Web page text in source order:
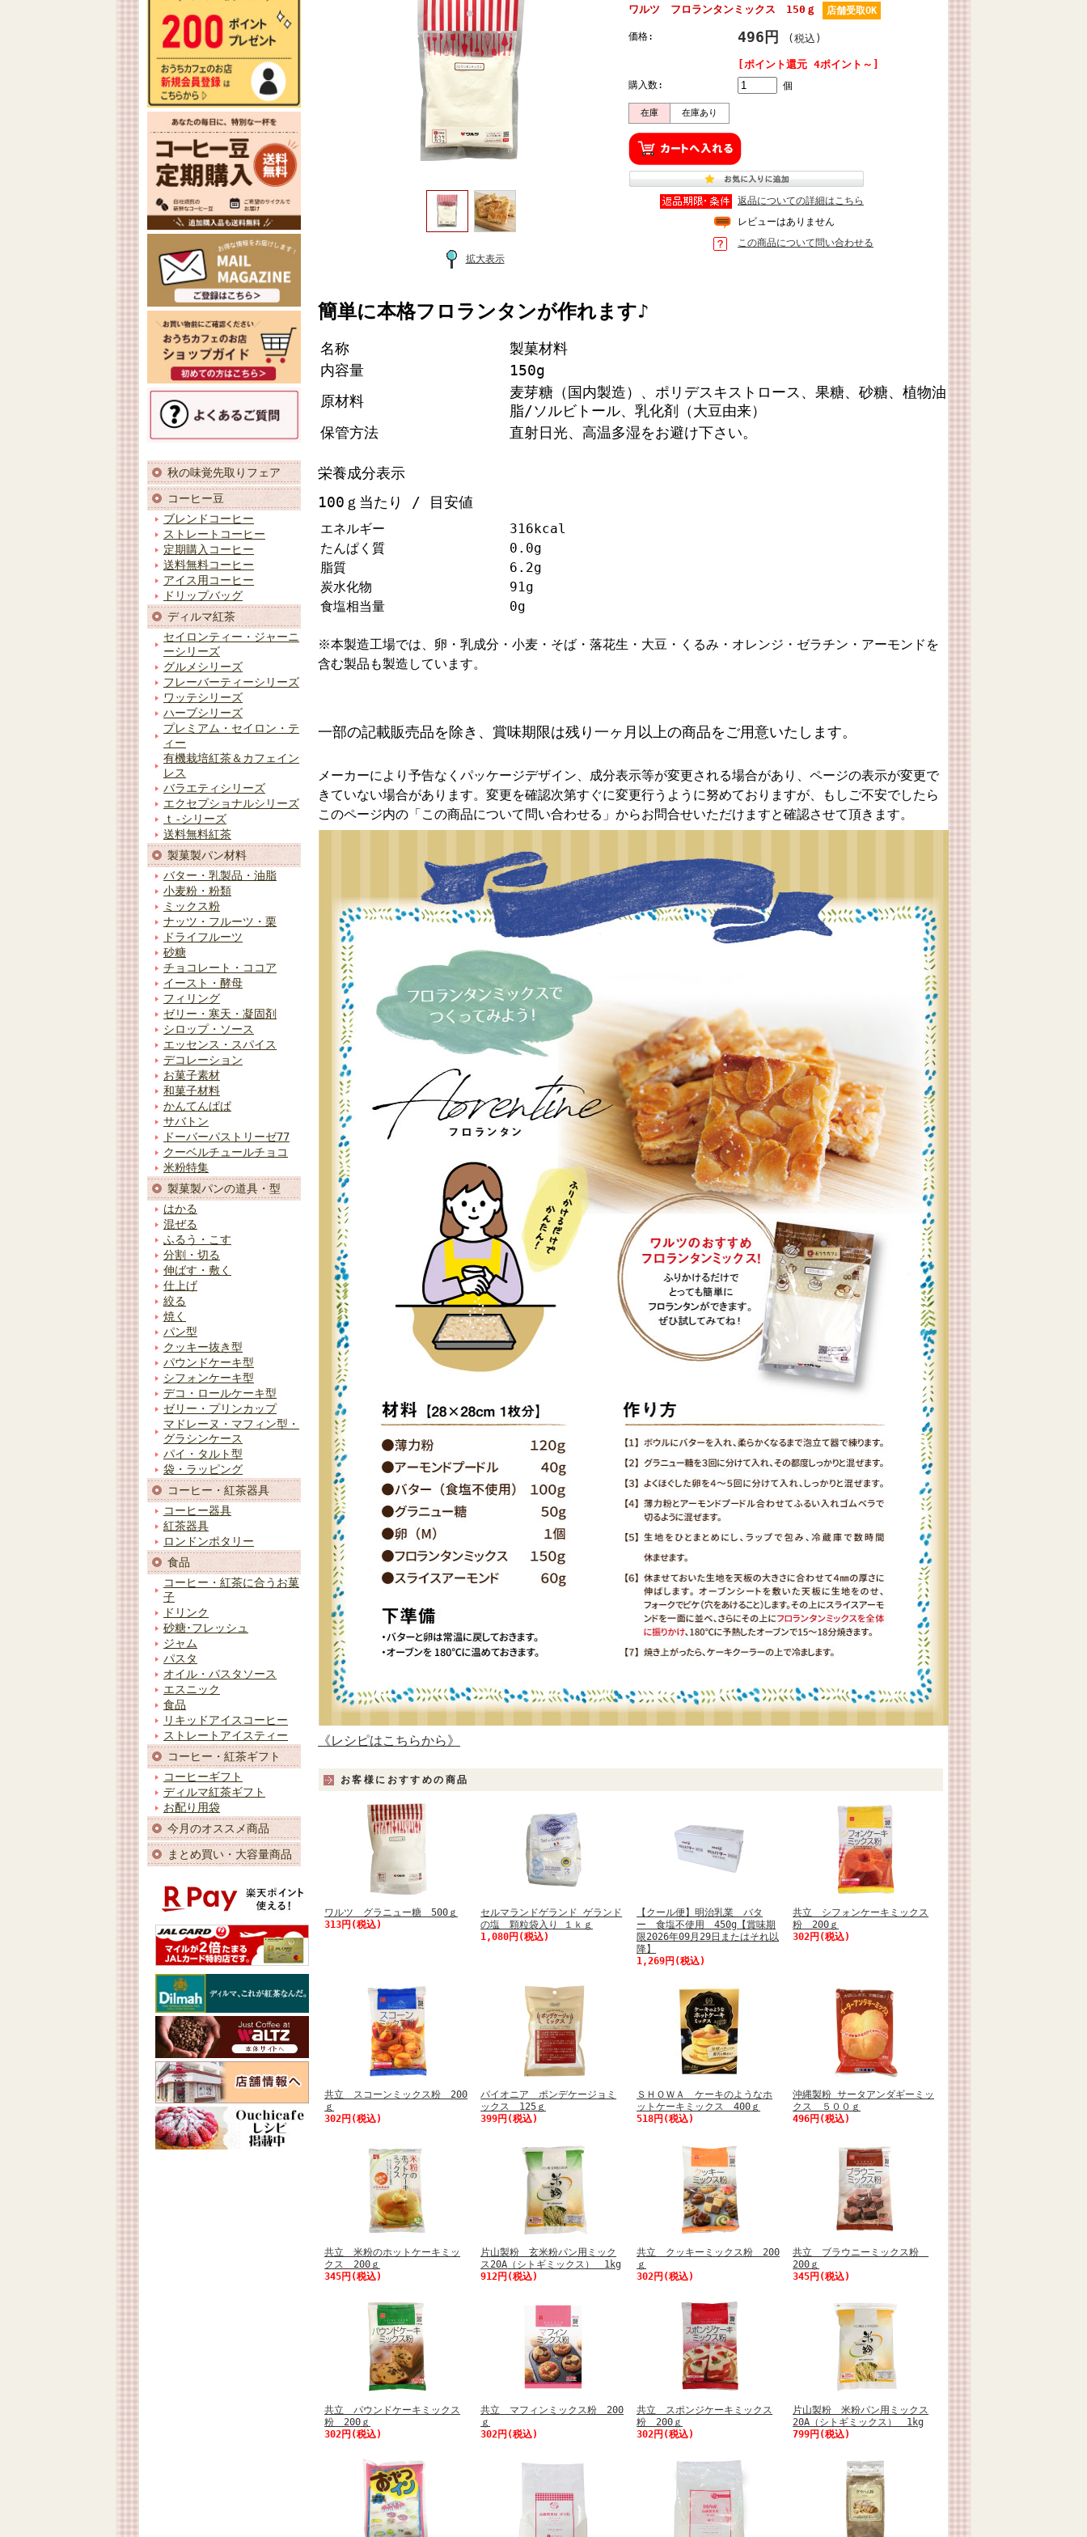
秋の味覚先取りフェア
コーヒー豆
ブレンドコーヒー
ストレートコーヒー
定期購入コーヒー
送料無料コーヒー
アイス用コーヒー
ドリップバッグ
ディルマ紅茶
セイロンティー・ジャーニ
ーシリーズ
グルメシリーズ
フレーバーティーシリーズ
ワッテシリーズ
ハーブシリーズ
プレミアム・セイロン・テ
ィー
有機栽培紅茶＆カフェイン
レス
バラエティシリーズ
エクセプショナルシリーズ
ｔ-シリーズ
送料無料紅茶
製菓製パン材料
バター・乳製品・油脂
小麦粉・粉類
ミックス粉
ナッツ・フルーツ・栗
ドライフルーツ
砂糖
チョコレート・ココア
イースト・酵母
フィリング
ゼリー・寒天・凝固剤
シロップ・ソース
エッセンス・スパイス
デコレーション
お菓子素材
和菓子材料
かんてんぱぱ
サバトン
ドーバーパストリーゼ77
クーベルチュールチョコ
米粉特集
製菓製パンの道具・型
はかる
混ぜる
ふるう・こす
分割・切る
伸ばす・敷く
仕上げ
絞る
焼く
パン型
クッキー抜き型
パウンドケーキ型
シフォンケーキ型
デコ・ロールケーキ型
ゼリー・プリンカップ
マドレーヌ・マフィン型・
グラシンケース
パイ・タルト型
袋・ラッピング
コーヒー・紅茶器具
コーヒー器具
紅茶器具
ロンドンポタリー
食品
コーヒー・紅茶に合うお菓
子
ドリンク
砂糖･フレッシュ
ジャム
パスタ
オイル・パスタソース
エスニック
食品
リキッドアイスコーヒー
ストレートアイスティー
コーヒー・紅茶ギフト
コーヒーギフト
ディルマ紅茶ギフト
お配り用袋
今月のオススメ商品
まとめ買い・大容量商品
拡大表示
ワルツ フロランタンミックス 150ｇ 店舗受取OK
価格: 496円 (税込)
[ポイント還元 4ポイント～]
購入数: 個
在庫 在庫あり
返品についての詳細はこちら
レビューはありません
この商品について問い合わせる
簡単に本格フロランタンが作れます♪
名称
製菓材料
内容量
150g
原材料
麦芽糖（国内製造）、ポリデスキストロース、果糖、砂糖、植物油
脂/ソルビトール、乳化剤（大豆由来）
保管方法
直射日光、高温多湿をお避け下さい。
栄養成分表示
100ｇ当たり / 目安値
エネルギー
316kcal
たんぱく質
0.0g
脂質
6.2g
炭水化物
91g
食塩相当量
0g
※本製造工場では、卵・乳成分・小麦・そば・落花生・大豆・くるみ・オレンジ・ゼラチン・アーモンドを
含む製品も製造しています。
一部の記載販売品を除き、賞味期限は残り一ヶ月以上の商品をご用意いたします。
メーカーにより予告なくパッケージデザイン、成分表示等が変更される場合があり、ページの表示が変更で
きていない場合があります。変更を確認次第すぐに変更行うように努めておりますが、もしご不安でしたら
このページ内の「この商品について問い合わせる」からお問合せいただけますと確認させて頂きます。
《レシピはこちらから》
お客様におすすめの商品
ワルツ グラニュー糖 500ｇ
313円(税込)
セルマランドゲランド ゲランド
の塩 顆粒袋入り １ｋｇ
1,080円(税込)
【クール便】明治乳業 バタ
ー 食塩不使用 450g【賞味期
限2026年09月29日またはそれ以
降】
1,269円(税込)
共立 シフォンケーキミックス
粉 200ｇ
302円(税込)
共立 スコーンミックス粉 200
ｇ
302円(税込)
パイオニア ポンデケージョミ
ックス 125ｇ
399円(税込)
ＳＨＯＷＡ ケーキのようなホ
ットケーキミックス 400ｇ
518円(税込)
沖縄製粉 サータアンダギーミッ
クス ５００ｇ
496円(税込)
共立 米粉のホットケーキミッ
クス 200ｇ
345円(税込)
片山製粉 玄米粉パン用ミック
ス20A（シトギミックス） 1kg
912円(税込)
共立 クッキーミックス粉 200
ｇ
302円(税込)
共立 ブラウニーミックス粉
200ｇ
345円(税込)
共立 パウンドケーキミックス
粉 200ｇ
302円(税込)
共立 マフィンミックス粉 200
ｇ
302円(税込)
共立 スポンジケーキミックス
粉 200ｇ
302円(税込)
片山製粉 米粉パン用ミックス
20A（シトギミックス） 1kg
799円(税込)